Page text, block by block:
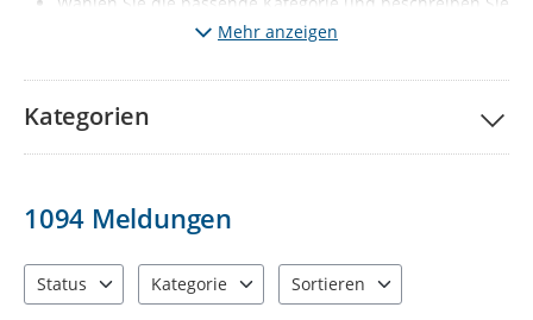
kurz den Mangel. Fügen Sie wenn möglich ein Foto vom
Klicken Sie auf „Meldung absenden“.Ihre Meldung wird
nach redaktioneller Prüfung sichtbar (diese erfolgt 1x
täglich, Mo-Fr, außer Feiertage).
Gleichzeitig wird der
jeweils zuständige Fachbereich automatisch informiert.
Melden Sie bitte nur solche Mängel, die den
anderes Problem entdeckt? Dann informieren Sie uns
bitte über die Behördenrufnummer 115 oder per Mail
Mehr anzeigen
Kategorien
1094 Meldungen
Status
Kategorie
Sortieren